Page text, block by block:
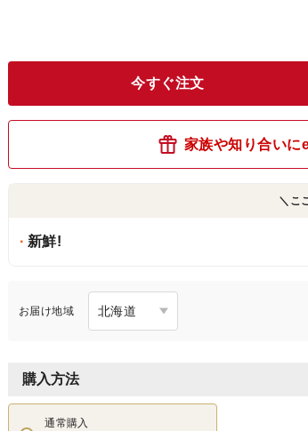
今すぐ注文
家族や知り合いに
＼こ
新鮮!
お届け地域
購入方法
通常購入